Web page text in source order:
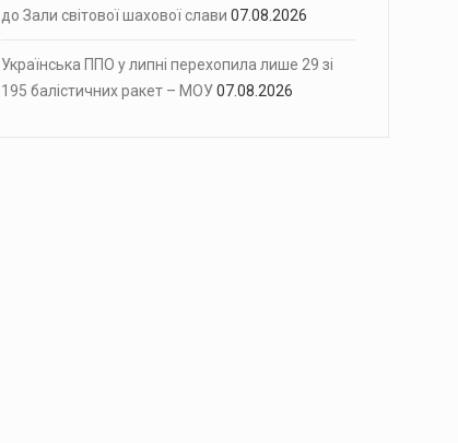
до Зали світової шахової слави 07.08.2026
Українська ППО у липні перехопила лише 29 зі
195 балістичних ракет – МОУ07.08.2026